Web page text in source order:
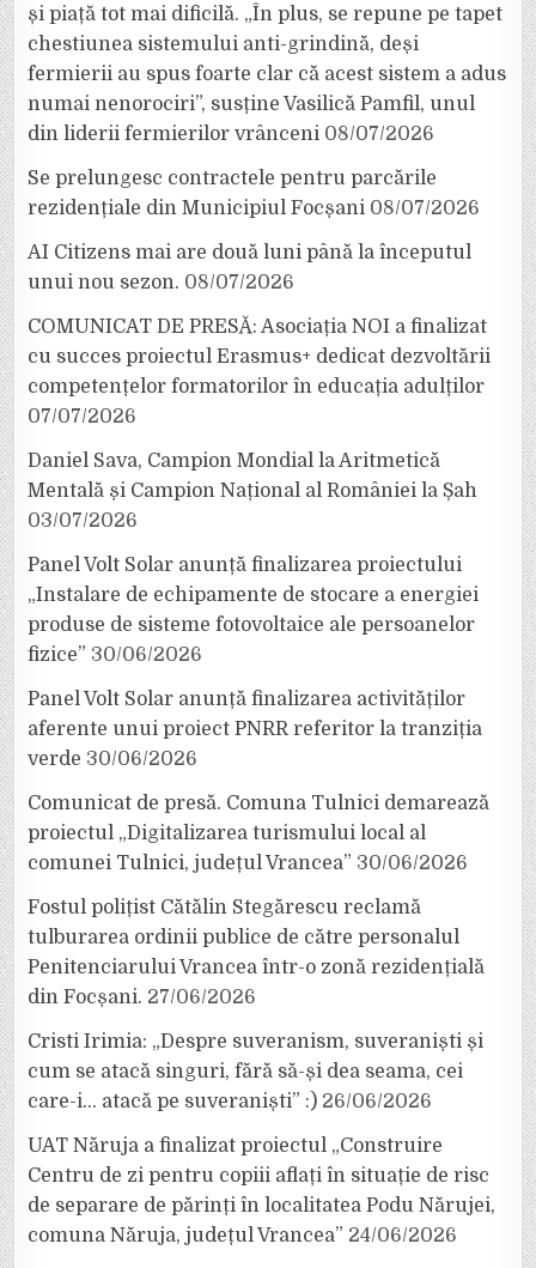
și piață tot mai dificilă. „În plus, se repune pe tapet
chestiunea sistemului anti-grindină, deși
fermierii au spus foarte clar că acest sistem a adus
numai nenorociri”, susține Vasilică Pamfil, unul
din liderii fermierilor vrânceni 08/07/2026
Se prelungesc contractele pentru parcările
rezidențiale din Municipiul Focșani 08/07/2026
AI Citizens mai are două luni până la începutul
unui nou sezon. 08/07/2026
COMUNICAT DE PRESĂ: Asociația NOI a finalizat
cu succes proiectul Erasmus+ dedicat dezvoltării
competențelor formatorilor în educația adulților
07/07/2026
Daniel Sava, Campion Mondial la Aritmetică
Mentală și Campion Național al României la Șah
03/07/2026
Panel Volt Solar anunță finalizarea proiectului
„Instalare de echipamente de stocare a energiei
produse de sisteme fotovoltaice ale persoanelor
fizice” 30/06/2026
Panel Volt Solar anunță finalizarea activităților
aferente unui proiect PNRR referitor la tranziția
verde 30/06/2026
Comunicat de presă. Comuna Tulnici demarează
proiectul „Digitalizarea turismului local al
comunei Tulnici, județul Vrancea” 30/06/2026
Fostul polițist Cătălin Stegărescu reclamă
tulburarea ordinii publice de către personalul
Penitenciarului Vrancea într-o zonă rezidențială
din Focșani. 27/06/2026
Cristi Irimia: „Despre suveranism, suveraniști și
cum se atacă singuri, fără să-și dea seama, cei
care-i… atacă pe suveraniști” :) 26/06/2026
UAT Năruja a finalizat proiectul „Construire
Centru de zi pentru copiii aflați în situație de risc
de separare de părinți în localitatea Podu Nărujei,
comuna Năruja, județul Vrancea” 24/06/2026